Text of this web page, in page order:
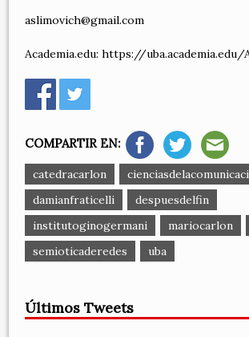
aslimovich@gmail.com
Academia.edu:https://uba.academia.edu/
COMPARTIR EN:
catedracarlon
damianfraticelli
despuesdelfin
institutoginogermani
mariocarlon
semioticaderedes
uba
Últimos Tweets